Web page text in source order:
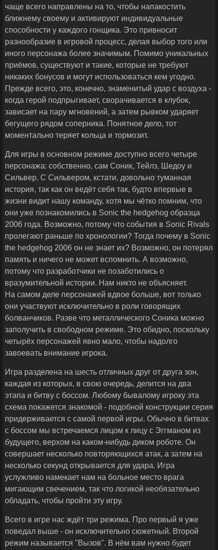
чаще всего направлены на то, чтобы напакостить
ближнему своему и активируют индивидуальные
способности у каждого гонщика. Это привносит
разнообразие в игровой процесс, делая выбор того или
иного персонажа более значимым. Помимо уникальных
приёмов, существуют и такие, которые не требуют
никаких бонусов и могут использоваться кем угодно.
Прежде всего, это, конечно, знаменитый удар с воздуха -
когда герой подпрыгивает, сворачивается в клубок,
зависает на пару мгновений, а затем рывком ударяет
бегущего рядом соперника. Понятное дело, тот
моментально теряет кольца и тормозит.
Для игры в основном режиме доступно всего четыре
персонажа: собственно, сам Соник, Тейлз, Шедоу и
Сильвер. С Сильвером, кстати, довольно туманная
история, так как он ведёт себя так, будто впервые в
жизни видит нашу команду, хотя мы чётко помним, что
они уже познакомились в Sonic the hedgehog образца
2006 года. Возможно, потому что события в Sonic Rivals
пролегают раньше по хронологии? Тогда почему в Sonic
the hedgehog 2006 он не знает их? Возможно, он потерял
память и ничего не может вспомнить. А возможно,
потому что разработчики не позаботились о
вразумительной истории. Нам никто не объясняет.
На самом деле персонажей вдвое больше, вот только
они участвуют исключительно в роли говорящих
болванчиков. Разве что металлического Соника можно
заполучить в свободном режиме. Это обидно, поскольку
четырёх персонажей явно мало, чтобы надолго
завоевать внимание игрока.
Игра разделена на шесть отличных друг от друга зон,
каждая из которых, в свою очередь, делится на два
этапа и битву с боссом. Любому бывалому игроку эта
схема покажется знакомой - подобной конструкции серия
придерживается с самой первой игры. Обычно в битвах
с боссом мы встречаемся лицом к лицу с Эггманом из
будущего, верхом на каком-нибудь диком роботе. Он
совершает несколько повторяющихся атак, а затем на
несколько секунд открывается для удара. Игра
услужливо намекает нам на больное место врага
мигающим свечением, так что логикой необязательно
обладать, чтобы пройти эту игру.
Всего в игре нас ждёт три режима. Про первый я уже
поведал выше - он исключительно сюжетный. Второй
режим называется "Вызов". В нём вам нужно будет